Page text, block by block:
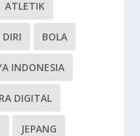
ATLETIK
DIRI BOLA
INDONESIA
DIGITAL
JEPANG